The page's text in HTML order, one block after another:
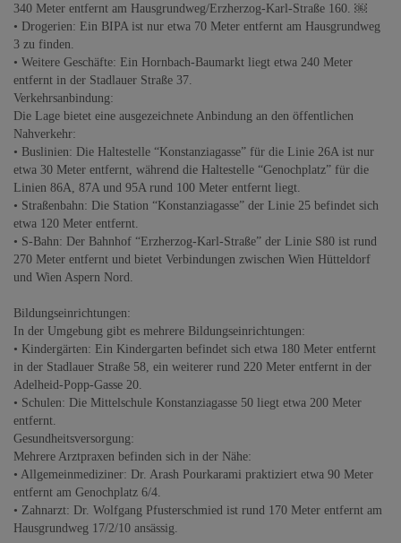
340 Meter entfernt am Hausgrundweg/Erzherzog-Karl-Straße 160. ￼
• Drogerien: Ein BIPA ist nur etwa 70 Meter entfernt am Hausgrundweg
3 zu finden.
• Weitere Geschäfte: Ein Hornbach-Baumarkt liegt etwa 240 Meter
entfernt in der Stadlauer Straße 37.
Verkehrsanbindung:
Die Lage bietet eine ausgezeichnete Anbindung an den öffentlichen
Nahverkehr:
• Buslinien: Die Haltestelle “Konstanziagasse” für die Linie 26A ist nur
etwa 30 Meter entfernt, während die Haltestelle “Genochplatz” für die
Linien 86A, 87A und 95A rund 100 Meter entfernt liegt.
• Straßenbahn: Die Station “Konstanziagasse” der Linie 25 befindet sich
etwa 120 Meter entfernt.
• S-Bahn: Der Bahnhof “Erzherzog-Karl-Straße” der Linie S80 ist rund
270 Meter entfernt und bietet Verbindungen zwischen Wien Hütteldorf
und Wien Aspern Nord.
Bildungseinrichtungen:
In der Umgebung gibt es mehrere Bildungseinrichtungen:
• Kindergärten: Ein Kindergarten befindet sich etwa 180 Meter entfernt
in der Stadlauer Straße 58, ein weiterer rund 220 Meter entfernt in der
Adelheid-Popp-Gasse 20.
• Schulen: Die Mittelschule Konstanziagasse 50 liegt etwa 200 Meter
entfernt.
Gesundheitsversorgung:
Mehrere Arztpraxen befinden sich in der Nähe:
• Allgemeinmediziner: Dr. Arash Pourkarami praktiziert etwa 90 Meter
entfernt am Genochplatz 6/4.
• Zahnarzt: Dr. Wolfgang Pfusterschmied ist rund 170 Meter entfernt am
Hausgrundweg 17/2/10 ansässig.